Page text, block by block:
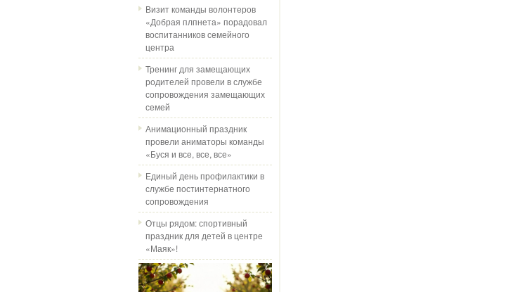
Визит команды волонтеров
«Добрая плпнета» порадовал
воспитанников семейного
центра
Тренинг для замещающих
родителей провели в службе
сопровождения замещающих
семей
Анимационный праздник
провели аниматоры команды
«Буся и все, все, все»
Единый день профилактики в
службе постинтернатного
сопровождения
Отцы рядом: спортивный
праздник для детей в центре
«Маяк»!